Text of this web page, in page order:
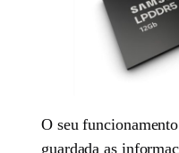
O seu
guardada as